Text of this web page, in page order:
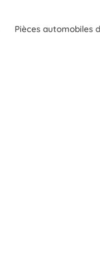
Pièces automobiles